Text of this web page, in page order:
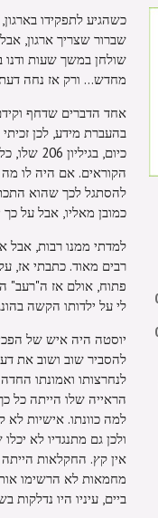
כשהגיע לתפקידו
שברור שצריך ארגון,
שולחן במשך שעות
מחדש… ורק אז נחה
אחד הדברים שדחף
כיום,
הקוראים. אם היה לו
להסתגל לכך שהוא
כמובן מאליו, אבל על
למדתי ממנו רבות, אבל
רבים מאוד. כתבתי אז,
פתוח, אולם אז ה"רעב"
לי על ילדותו הקשה
יוסטה היה איש של
להסביר שוב ושוב את
לנחרצותו ואמונתו
הראייה שלו הייתה כל
למה כוונתו. אישיות
ולכן גם מתנגדיו לא
אין קץ. החקלאות
מחמאות לא הרשימו
ביים, עיניו היו